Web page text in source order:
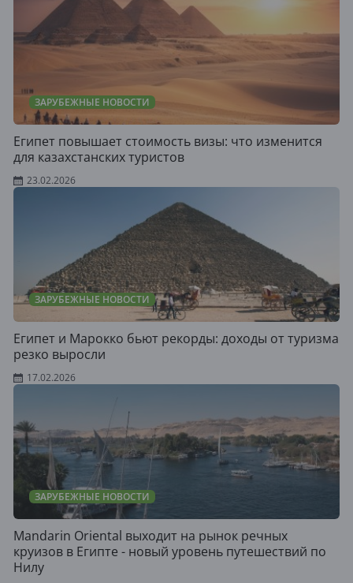
ЗАРУБЕЖНЫЕ НОВОСТИ
Египет повышает стоимость визы: что изменится
для казахстанских туристов
23.02.2026
ЗАРУБЕЖНЫЕ НОВОСТИ
Египет и Марокко бьют рекорды: доходы от туризма
резко выросли
17.02.2026
ЗАРУБЕЖНЫЕ НОВОСТИ
Mandarin Oriental выходит на рынок речных
круизов в Египте - новый уровень путешествий по
Нилу